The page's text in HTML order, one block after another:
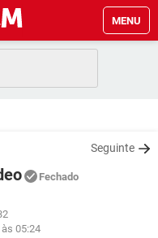
MENU
Seguinte
Fechado
05:24